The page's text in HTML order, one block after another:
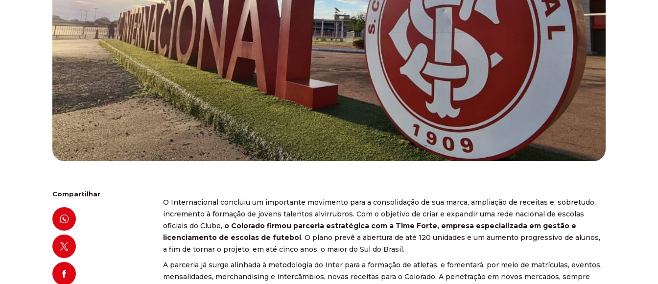
Compartilhar
O Internacional concluiu um importante movimento para a consolidação de sua marca, ampliação de receitas e, sobretudo,
incremento à formação de jovens talentos alvirrubros. Com o objetivo de criar e expandir uma rede nacional de escolas
oficiais do Clube, o Colorado firmou parceria estratégica com a Time Forte, empresa especializada em gestão e
licenciamento de escolas de futebol. O plano prevê a abertura de até 120 unidades e um aumento progressivo de alunos,
a fim de tornar o projeto, em até cinco anos, o maior do Sul do Brasil.
A parceria já surge alinhada à metodologia do Inter para a formação de atletas, e fomentará, por meio de matrículas, eventos,
mensalidades, merchandising e intercâmbios, novas receitas para o Colorado. A penetração em novos mercados, sempre